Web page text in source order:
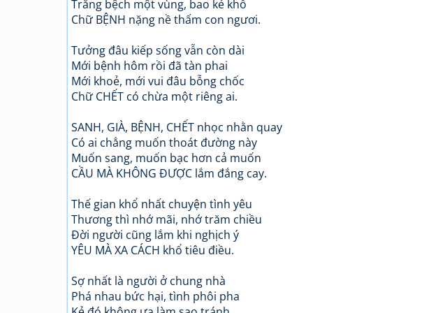
Trắng bệch một vùng, bao kẻ khổ
Chữ BỆNH nặng nề thấm con ngươi.
Tưởng đâu kiếp sống vẫn còn dài
Mới bệnh hôm rồi đã tàn phai
Mới khoẻ, mới vui đâu bỗng chốc
Chữ CHẾT có chừa một riêng ai.
SANH, GIÀ, BỆNH, CHẾT nhọc nhằn quay
Có ai chẳng muốn thoát đường này
Muốn sang, muốn bạc hơn cả muốn
CẦU MÀ KHÔNG ĐƯỢC lắm đắng cay.
Thế gian khổ nhất chuyện tình yêu
Thương thì nhớ mãi, nhớ trăm chiều
Đời người cũng lắm khi nghịch ý
YÊU MÀ XA CÁCH khổ tiêu điều.
Sợ nhất là người ở chung nhà
Phá nhau bức hại, tình phôi pha